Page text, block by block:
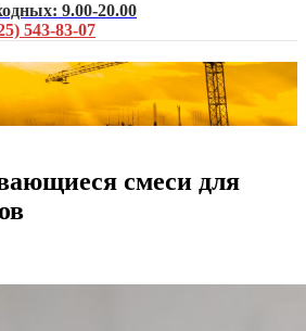
9.00-20.00
543-83-07
смеси для